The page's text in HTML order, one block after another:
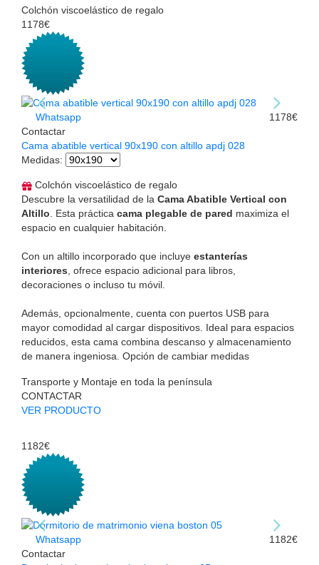
Colchón viscoelástico de regalo
1178€
Whatsapp
Contactar
1178€
Cama abatible vertical 90x190 con altillo apdj 028
Medidas:
Colchón viscoelástico de regalo
Descubre la versatilidad de la Cama Abatible Vertical con
Altillo. Esta práctica cama plegable de pared maximiza el
espacio en cualquier habitación.
Con un altillo incorporado que incluye estanterías
interiores, ofrece espacio adicional para libros,
decoraciones o incluso tu móvil.
Además, opcionalmente, cuenta con puertos USB para
mayor comodidad al cargar dispositivos. Ideal para espacios
reducidos, esta cama combina descanso y almacenamiento
de manera ingeniosa. Opción de cambiar medidas
Transporte y Montaje en toda la península
CONTACTAR
VER PRODUCTO
1182€
Whatsapp
Contactar
1182€